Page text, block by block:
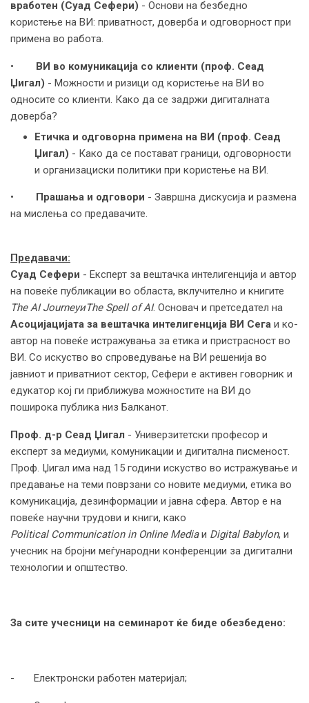
вработен (Суад Сефери) - Основи на безбедно
користење на ВИ: приватност, доверба и одговорност при
примена во работа.
• ВИ во комуникација со клиенти (проф. Сеад
Џигал) - Можности и ризици од користење на ВИ во
односите со клиенти. Како да се задржи дигиталната
доверба?
Етичка и одговорна примена на ВИ (проф. Сеад
Џигал) - Како да се постават граници, одговорности
и организациски политики при користење на ВИ.
• Прашања и одговори - Завршна дискусија и размена
на мислења со предавачите.
Предавачи:
Суад Сефери - Експерт за вештачка интелигенција и автор
на повеќе публикации во областа, вклучително и книгите
The AI JourneyиThe Spell of AI. Основач и претседател на
Асоцијацијата за вештачка интелигенција ВИ Сега и ко-
автор на повеќе истражувања за етика и пристрасност во
ВИ. Со искуство во спроведување на ВИ решенија во
јавниот и приватниот сектор, Сефери е активен говорник и
едукатор кој ги приближува можностите на ВИ до
поширока публика низ Балканот.
Проф. д-р Сеад Џигал - Универзитетски професор и
експерт за медиуми, комуникации и дигитална писменост.
Проф. Џигал има над 15 години искуство во истражување и
предавање на теми поврзани со новите медиуми, етика во
комуникација, дезинформации и јавна сфера. Автор е на
повеќе научни трудови и книги, како
Political Communication in Online Mediaи Digital Babylon, и
учесник на бројни меѓународни конференции за дигитални
технологии и општество.
За сите учесници на семинарот ќе биде обезбедено:
- Електронски работен материјал;